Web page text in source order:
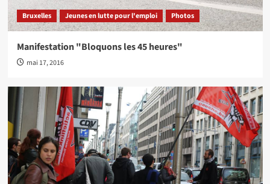
Bruxelles Jeunes en lutte pour l'emploi Photos
Manifestation "Bloquons les 45 heures"
mai 17, 2016